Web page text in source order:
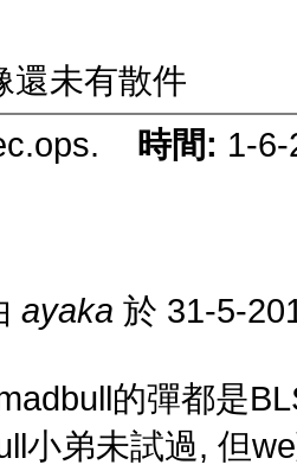
還未有散件
時間: 1-
ayaka 於 31-5-
的彈都是
小弟未試過, 但